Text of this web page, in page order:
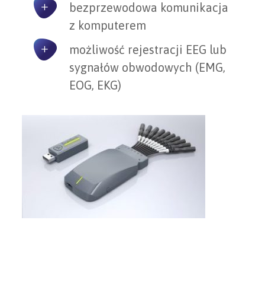
bezprzewodowa komunikacja
z komputerem
możliwość rejestracji EEG lub
sygnałów obwodowych (EMG,
EOG, EKG)